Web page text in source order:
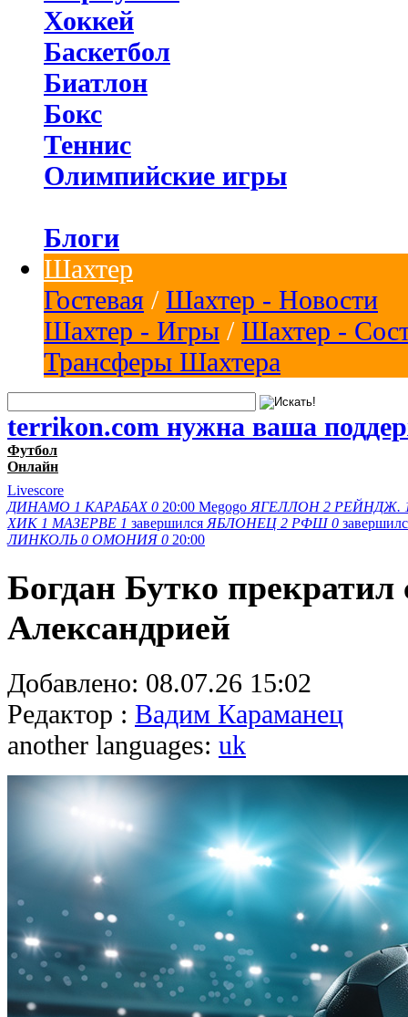
Хоккей
Баскетбол
Биатлон
Бокс
Теннис
Олимпийские игры
Блоги
Шахтер
Гостевая / Шахтер - Новости
Шахтер - Игры / Шахтер -
Трансферы Шахтера
terrikon.com нужна ваша
Футбол
Онлайн
Livescore
ДИНАМО 1 КАРАБАХ 0 20:00 Megogo ЯГЕЛЛОН 2 РЕЙНДЖ.
ХИК 1 МАЗЕРВЕ 1 завершился ЯБЛОНЕЦ 2 РФШ 0
ЛИНКОЛЬ 0 ОМОНИЯ 0 20:00
Богдан Бутко прекратил
Александрией
Добавлено: 08.07.26 15:02
Редактор : Вадим Караманец
another languages: uk